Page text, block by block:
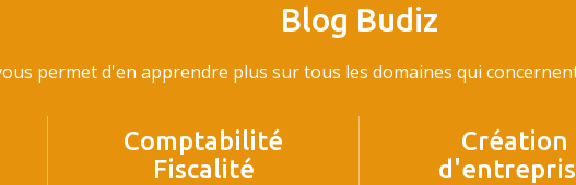
Blog Budiz
permet d'en apprendre plus sur tous les domaines qui
Comptabilité
Fiscalité
Création